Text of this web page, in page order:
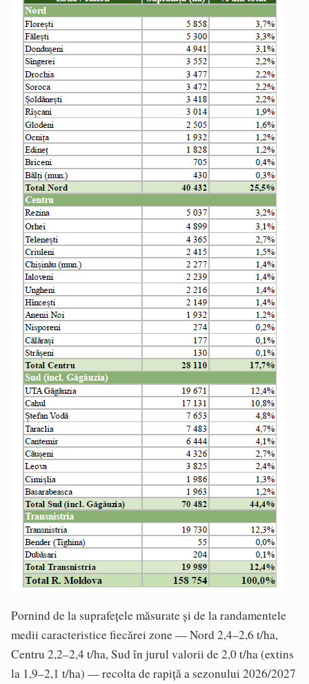
Pornind de la suprafețele măsurate și de la randamentele
medii caracteristice fiecărei zone — Nord 2,4–2,6 t/ha,
Centru 2,2–2,4 t/ha, Sud în jurul valorii de 2,0 t/ha (extins
la 1,9–2,1 t/ha) — recolta de rapiță a sezonului 2026/2027